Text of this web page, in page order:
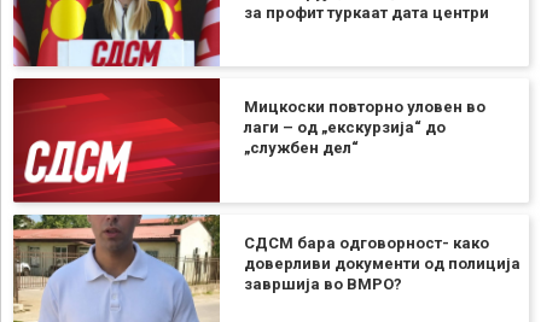
за профит туркаат дата центри
Мицкоски повторно уловен во
лаги – од „екскурзија“ до
„службен дел“
СДСМ бара одговорност- како
доверливи документи од полиција
завршија во ВМРО?